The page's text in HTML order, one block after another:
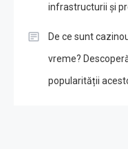
infrastructurii și
De ce sunt
vreme?
popularității